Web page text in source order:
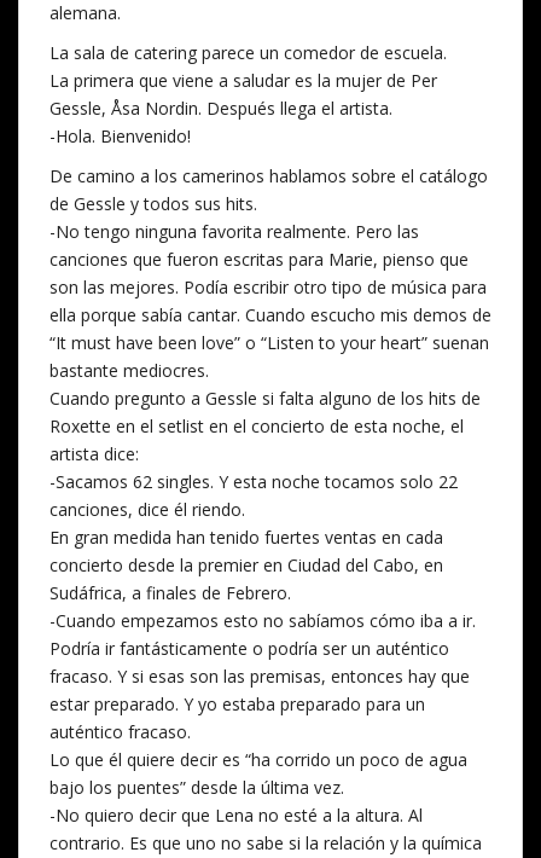
alemana.
La sala de catering parece un comedor de escuela.
La primera que viene a saludar es la mujer de Per
Gessle, Åsa Nordin. Después llega el artista.
-Hola. Bienvenido!
De camino a los camerinos hablamos sobre el catálogo
de Gessle y todos sus hits.
-No tengo ninguna favorita realmente. Pero las
canciones que fueron escritas para Marie, pienso que
son las mejores. Podía escribir otro tipo de música para
ella porque sabía cantar. Cuando escucho mis demos de
“It must have been love” o “Listen to your heart” suenan
bastante mediocres.
Cuando pregunto a Gessle si falta alguno de los hits de
Roxette en el setlist en el concierto de esta noche, el
artista dice:
-Sacamos 62 singles. Y esta noche tocamos solo 22
canciones, dice él riendo.
En gran medida han tenido fuertes ventas en cada
concierto desde la premier en Ciudad del Cabo, en
Sudáfrica, a finales de Febrero.
-Cuando empezamos esto no sabíamos cómo iba a ir.
Podría ir fantásticamente o podría ser un auténtico
fracaso. Y si esas son las premisas, entonces hay que
estar preparado. Y yo estaba preparado para un
auténtico fracaso.
Lo que él quiere decir es “ha corrido un poco de agua
bajo los puentes” desde la última vez.
-No quiero decir que Lena no esté a la altura. Al
contrario. Es que uno no sabe si la relación y la química